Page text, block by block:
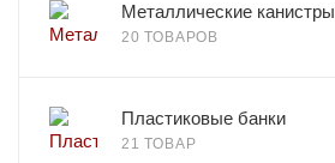
Металлические канистры
20 ТОВАРОВ
Пластиковые банки
21 ТОВАР